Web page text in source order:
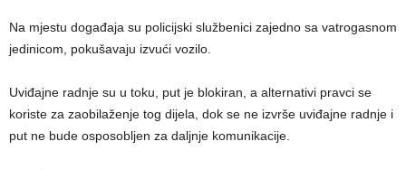
Na mjestu događaja su policijski službenici zajedno sa vatrogasnom
jedinicom, pokušavaju izvući vozilo.
Uviđajne radnje su u toku, put je blokiran, a alternativi pravci se
koriste za zaobilaženje tog dijela, dok se ne izvrše uviđajne radnje i
put ne bude osposobljen za daljnje komunikacije.